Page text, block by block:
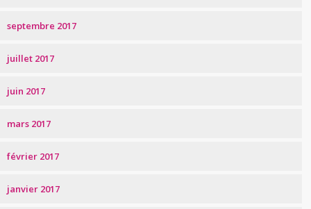
septembre 2017
juillet 2017
juin 2017
mars 2017
février 2017
janvier 2017